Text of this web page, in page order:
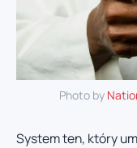
Photo by
System ten, który